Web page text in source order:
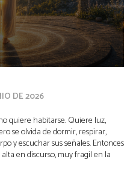
DE 2026
quiere habitarse. Quiere luz,
se olvida de dormir, respirar,
y escuchar sus señales. Entonces
en discurso, muy fragil en la